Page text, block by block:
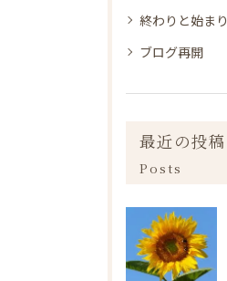
終わりと始まり
ブログ再開
最近の投稿
Posts